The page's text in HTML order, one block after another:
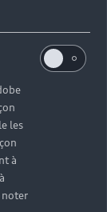
les
à
noter